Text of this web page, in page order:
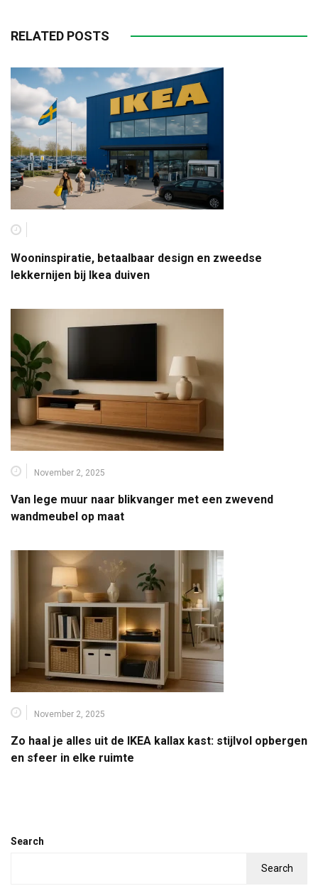
RELATED POSTS
Wooninspiratie, betaalbaar design en zweedse
lekkernijen bij Ikea duiven
November 2, 2025
Van lege muur naar blikvanger met een zwevend
wandmeubel op maat
November 2, 2025
Zo haal je alles uit de IKEA kallax kast: stijlvol opbergen
en sfeer in elke ruimte
Search
Search